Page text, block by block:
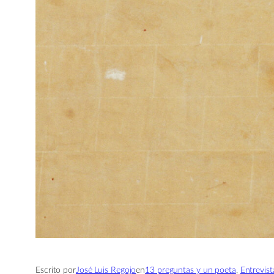
Escrito porJosé Luis Regojoen13 preguntas y un poeta,